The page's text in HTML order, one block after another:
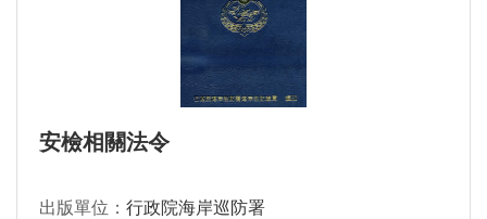
安檢相關法令
出版單位： 行政院海岸巡防署